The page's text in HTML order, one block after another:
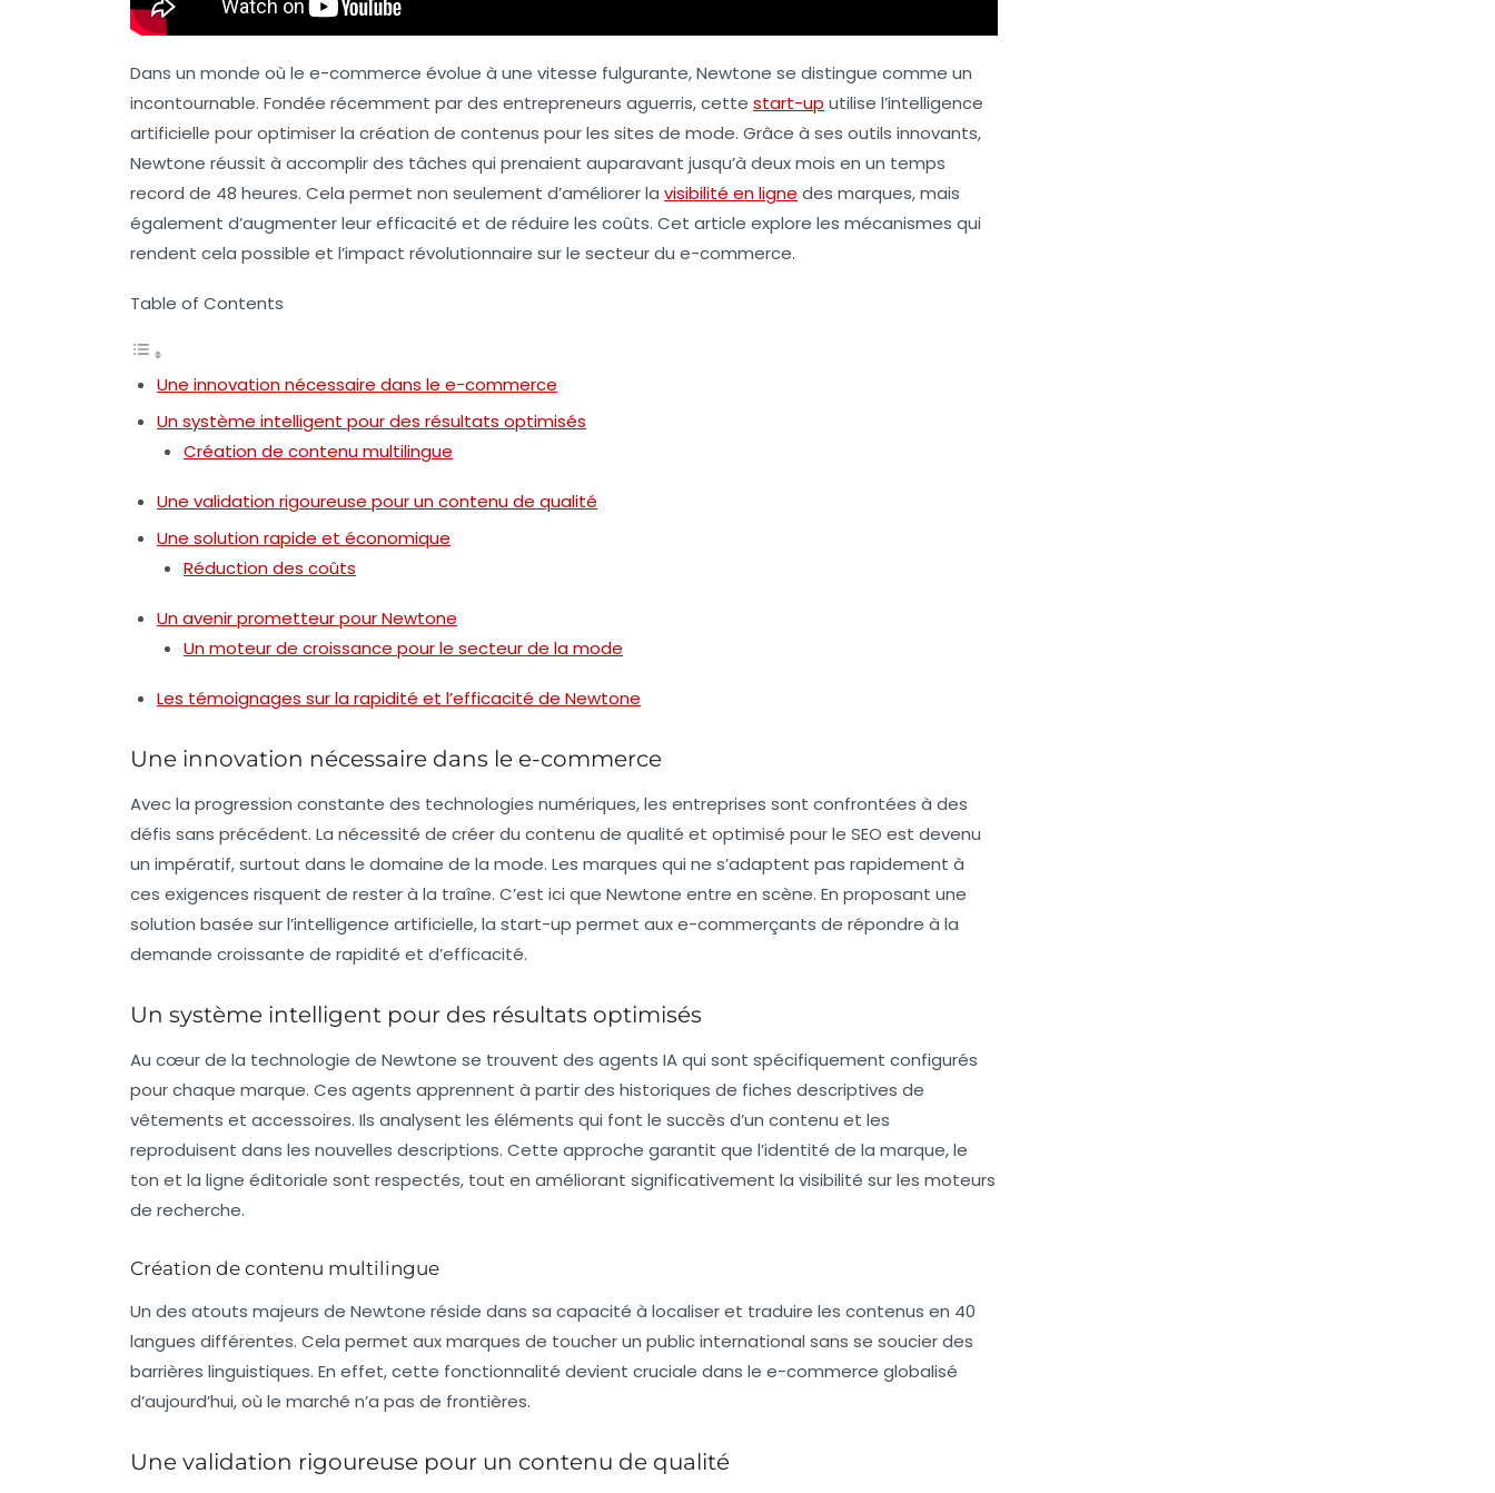
Dans un monde où le e-commerce évolue à une vitesse fulgurante,Newtone se distingue comme un
incontournable. Fondée récemment par des entrepreneurs aguerris, cette start-up utilise l’intelligence
artificielle pour optimiser la création de contenus pour les sites de mode. Grâce à ses outils innovants,
Newtone réussit à accomplir des tâches qui prenaient auparavant jusqu’à deux mois en un temps
record de 48 heures. Cela permet non seulement d’améliorer la visibilité en ligne des marques, mais
également d’augmenter leur efficacité et de réduire les coûts. Cet article explore les mécanismes qui
rendent cela possible et l’impact révolutionnaire sur le secteur du e-commerce.
Table of Contents
Une innovation nécessaire dans le e-commerce
Un système intelligent pour des résultats optimisés
Création de contenu multilingue
Une validation rigoureuse pour un contenu de qualité
Une solution rapide et économique
Réduction des coûts
Un avenir prometteur pour Newtone
Un moteur de croissance pour le secteur de la mode
Les témoignages sur la rapidité et l’efficacité de Newtone
Une innovation nécessaire dans le e-commerce
Avec la progression constante des technologies numériques, les entreprises sont confrontées à des
défis sans précédent. La nécessité de créer du contenu de qualité et optimisé pour le SEO est devenu
un impératif, surtout dans le domaine de la mode. Les marques qui ne s’adaptent pas rapidement à
ces exigences risquent de rester à la traîne. C’est ici que Newtone entre en scène. En proposant une
solution basée sur l’intelligence artificielle, la start-up permet aux e-commerçants de répondre à la
demande croissante de rapidité et d’efficacité.
Un système intelligent pour des résultats optimisés
Au cœur de la technologie de Newtone se trouvent des agents IA qui sont spécifiquement configurés
pour chaque marque. Ces agents apprennent à partir des historiques de fiches descriptives de
vêtements et accessoires. Ils analysent les éléments qui font le succès d’un contenu et les
reproduisent dans les nouvelles descriptions. Cette approche garantit que l’identité de la marque, le
ton et la ligne éditoriale sont respectés, tout en améliorant significativement la visibilité sur les moteurs
de recherche.
Création de contenu multilingue
Un des atouts majeurs de Newtone réside dans sa capacité à localiser et traduire les contenus en 40
langues différentes. Cela permet aux marques de toucher un public international sans se soucier des
barrières linguistiques. En effet, cette fonctionnalité devient cruciale dans le e-commerce globalisé
d’aujourd’hui, où le marché n’a pas de frontières.
Une validation rigoureuse pour un contenu de qualité